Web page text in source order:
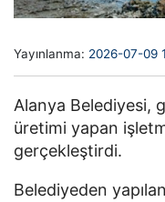
Yayınlanma: 2026-07-09
Alanya Belediyesi,
üretimi yapan
gerçekleştirdi.
Belediyeden